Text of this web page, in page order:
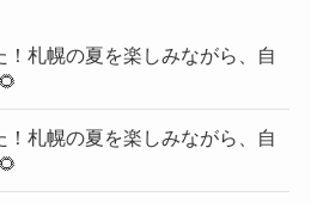
札幌の夏を楽しみながら、自
札幌の夏を楽しみながら、自